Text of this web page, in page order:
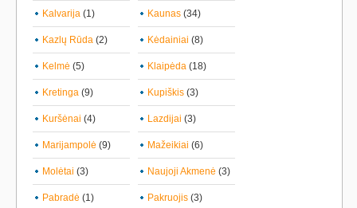
Kalvarija (1) Kaunas (34)
Kazlų Rūda (2) Kėdainiai (8)
Kelmė (5) Klaipėda (18)
Kretinga (9) Kupiškis (3)
Kuršėnai (4) Lazdijai (3)
Marijampolė (9) Mažeikiai (6)
Molėtai (3) Naujoji Akmenė (3)
Pabradė (1) Pakruojis (3)